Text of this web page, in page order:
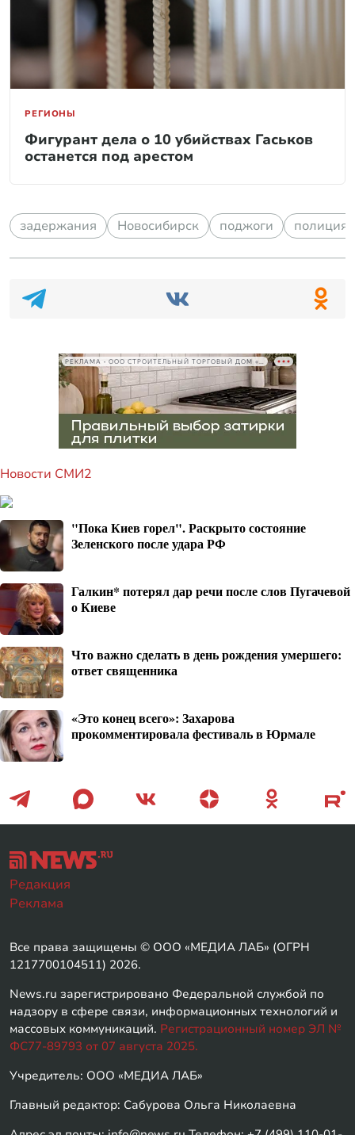
РЕГИОНЫ
Фигурант дела о 10 убийствах Гаськов
останется под арестом
задержания Новосибирск поджоги полиция
Новости СМИ2
"Пока Киев горел". Раскрыто состояние
Зеленского после удара РФ
Галкин* потерял дар речи после слов Пугачевой
о Киеве
Что важно сделать в день рождения умершего:
ответ священника
«Это конец всего»: Захарова
прокомментировала фестиваль в Юрмале
Редакция
Реклама
Все права защищены © ООО «МЕДИА ЛАБ» (ОГРН
1217700104511) 2026.
News.ru зарегистрировано Федеральной службой по
надзору в сфере связи, информационных технологий и
массовых коммуникаций. Регистрационный номер ЭЛ №
ФС77-89793 от 07 августа 2025.
Учредитель: ООО «МЕДИА ЛАБ»
Главный редактор: Сабурова Ольга Николаевна